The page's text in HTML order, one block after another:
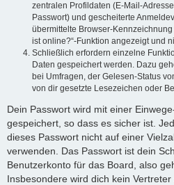
zentralen Profildaten (E-Mail-
Passwort) und gescheiterte
übermittelte Browser-
ist online?“-Funktion angezeigt und
Schließlich erfordern einzelne
Daten gespeichert werden. Dazu
bei Umfragen, der Gelesen-Status
von dir gesetzte Lesezeichen oder
Dein Passwort wird mit einer
gespeichert, so dass es sicher ist.
dieses Passwort nicht auf einer
verwenden. Das Passwort ist dein
Benutzerkonto für das Board, also
Insbesondere wird dich kein